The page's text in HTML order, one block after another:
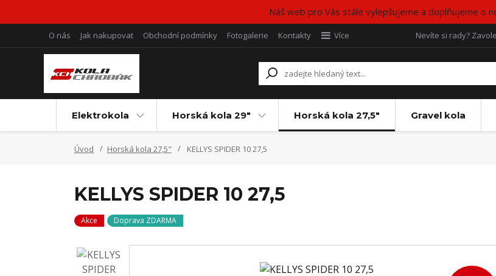
Náš web pro Vás stále vylepšujeme a doplňujeme o
O nás Jak nakupovat Obchodní podmínky Fotogalerie Kontakty Více Nevíte si rady?
Elektrokola Horská kola 29" Horská kola 27,5" Gravel kola
Úvod Horská kola 27,5" KELLYS SPIDER 10 27,5
KELLYS SPIDER 10 27,5
Akce Doprava ZDARMA